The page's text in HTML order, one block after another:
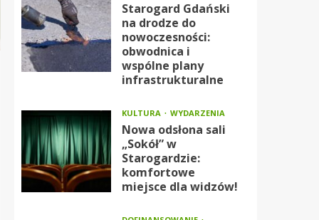
Starogard Gdański
na drodze do
nowoczesności:
obwodnica i
wspólne plany
infrastrukturalne
KULTURA WYDARZENIA
Nowa odsłona sali
„Sokół” w
Starogardzie:
komfortowe
miejsce dla widzów!